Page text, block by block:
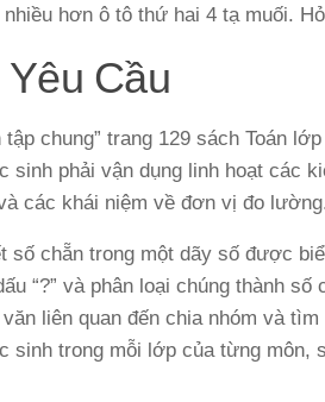
hơn ô tô thứ hai 4 tạ muối.
Cầu
tập chung” trang 129 sách Toán
sinh phải vận dụng linh hoạt các
các khái niệm về đơn vị đo
số chẵn trong một dãy số được
“?” và phân loại chúng thành số
liên quan đến chia nhóm và
sinh trong mỗi lớp của từng môn,